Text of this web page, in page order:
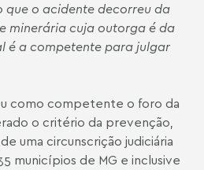
o acidente decorreu da
minerária cuja outorga é da
é a competente para julgar
como competente o foro da
o critério da prevenção,
uma circunscrição judiciária
municípios de MG e inclusive